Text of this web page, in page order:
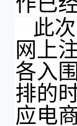
此
网上
各入
排的
应电